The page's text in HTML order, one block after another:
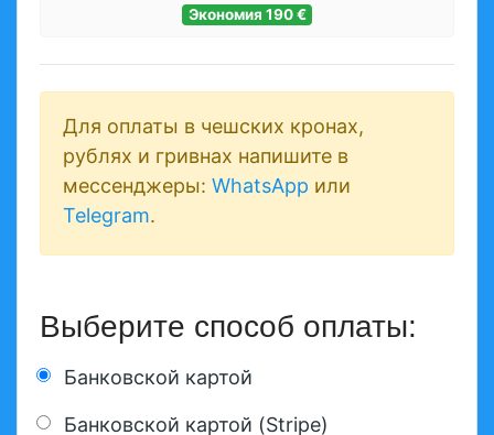
Экономия 190 €
Для оплаты в чешских кронах,
рублях и гривнах напишите в
мессенджеры: WhatsApp или
Telegram.
Выберите способ оплаты:
Банковской картой
Банковской картой (Stripe)